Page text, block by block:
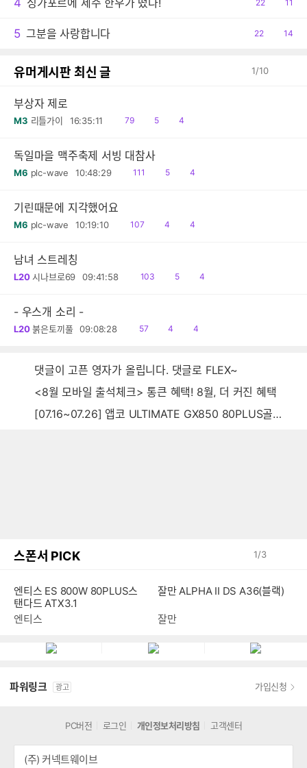
4 싱가포르에 제주 한우가 떴다!
공
22
댓
11
5 그분을 사랑합니다
공
22
댓
14
유머게시판 최신 글 1/10
부상자 제로
M3 리틀가이 16:35:11
읽
79
공
5
댓
4
독일마을 맥주축제 서빙 대참사
M6 plc-wave 10:48:29
읽
111
공
5
댓
4
기린때문에 지각했어요
M6 plc-wave 10:19:10
읽
107
공
4
댓
4
남녀 스트레칭
L20 시나브로69 09:41:58
읽
103
공
5
댓
4
- 우스개 소리 -
L20 붉은토끼풀 09:08:28
읽
57
공
4
댓
4
댓글이 고픈 영자가 올립니다. 댓글로 FLEX~
<8월 모바일 출석체크> 통큰 혜택! 8월, 더 커진 혜택
[07.16~07.26] 앱코 ULTIMATE GX850 80PLUS골드 풀모듈러 ATX3.0 블랙
스폰서 PICK 1/3
엔티스 ES 800W 80PLUS스
탠다드 ATX3.1
PC버전 로그인 개인정보처리방침 고객센터